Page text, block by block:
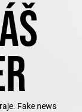
Fake news